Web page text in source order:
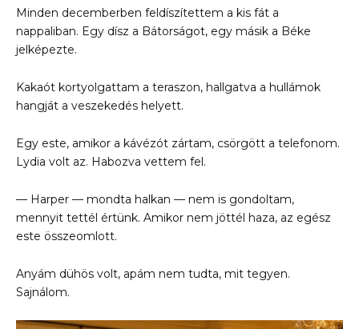
Minden decemberben feldíszítettem a kis fát a
nappaliban. Egy dísz a Bátorságot, egy másik a Béke
jelképezte.
Kakaót kortyolgattam a teraszon, hallgatva a hullámok
hangját a veszekedés helyett.
Egy este, amikor a kávézót zártam, csörgött a telefonom.
Lydia volt az. Habozva vettem fel.
— Harper — mondta halkan — nem is gondoltam,
mennyit tettél értünk. Amikor nem jöttél haza, az egész
este összeomlott.
Anyám dühös volt, apám nem tudta, mit tegyen.
Sajnálom.